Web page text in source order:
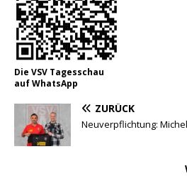
Die VSV Tagesschau
auf WhatsApp
ZURÜCK
Neuverpflichtung: